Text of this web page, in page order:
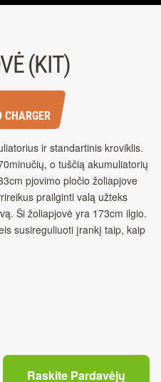
(KIT)
ir standartinis kroviklis.
o tuščią akumuliatorių
pjovimo pločio žoliapjove
prailginti valą užteks
Ši žoliapjovė yra 173cm ilgio.
susireguliuoti įrankį taip, kaip
Raskite Pardavėjų